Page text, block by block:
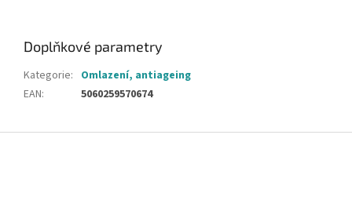
Doplňkové parametry
Kategorie: Omlazení, antiageing
EAN: 5060259570674